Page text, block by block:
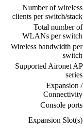
Number of wireless
clients per switch/stack
Total number of
WLANs per switch
Wireless bandwidth per
switch
Supported Aironet AP
series
Expansion /
Connectivity
Console ports
Expansion Slot(s)